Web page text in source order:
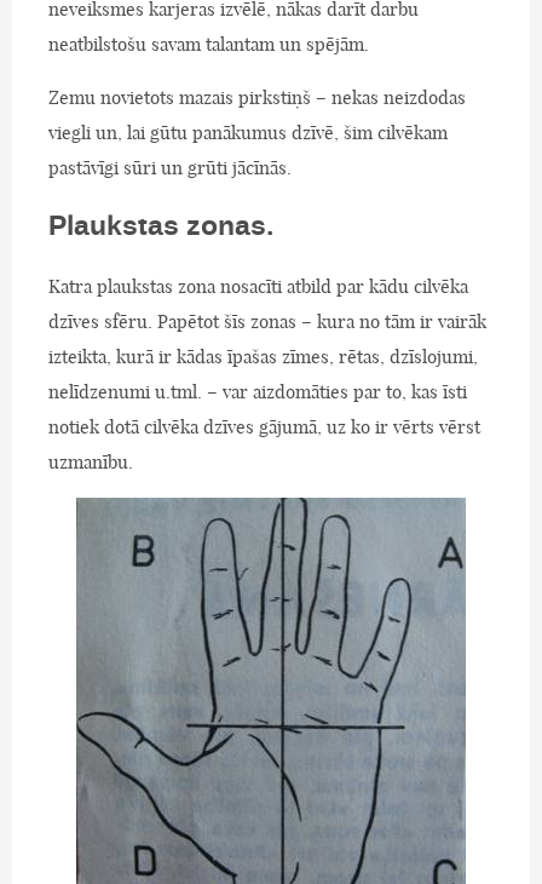
neveiksmes karjeras izvēlē, nākas darīt darbu
neatbilstošu savam talantam un spējām.
Zemu novietots mazais pirkstiņš – nekas neizdodas
viegli un, lai gūtu panākumus dzīvē, šim cilvēkam
pastāvīgi sūri un grūti jācīnās.
Plaukstas zonas.
Katra plaukstas zona nosacīti atbild par kādu cilvēka
dzīves sfēru. Papētot šīs zonas – kura no tām ir vairāk
izteikta, kurā ir kādas īpašas zīmes, rētas, dzīslojumi,
nelīdzenumi u.tml. – var aizdomāties par to, kas īsti
notiek dotā cilvēka dzīves gājumā, uz ko ir vērts vērst
uzmanību.